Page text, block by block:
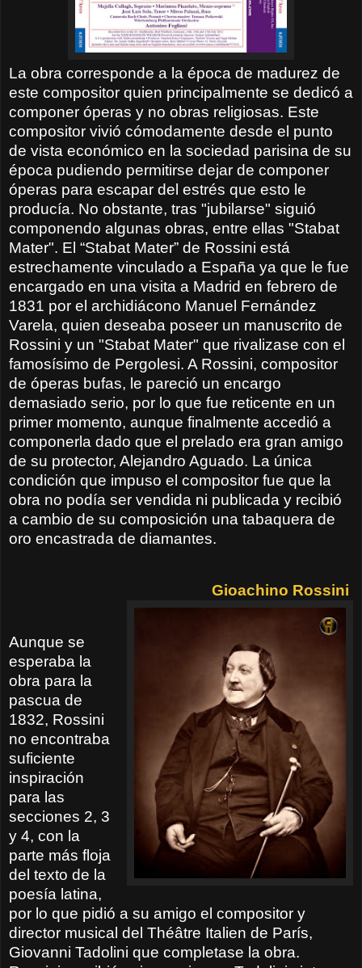
La obra corresponde a la época de madurez de
este compositor quien principalmente se dedicó a
componer óperas y no obras religiosas. Este
compositor vivió cómodamente desde el punto
de vista económico en la sociedad parisina de su
época pudiendo permitirse dejar de componer
óperas para escapar del estrés que esto le
producía. No obstante, tras "jubilarse" siguió
componendo algunas obras, entre ellas "Stabat
Mater". El “Stabat Mater” de Rossini está
estrechamente vinculado a España ya que le fue
encargado en una visita a Madrid en febrero de
1831 por el archidiácono Manuel Fernández
Varela, quien deseaba poseer un manuscrito de
Rossini y un "Stabat Mater" que rivalizase con el
famosísimo de Pergolesi. A Rossini, compositor
de óperas bufas, le pareció un encargo
demasiado serio, por lo que fue reticente en un
primer momento, aunque finalmente accedió a
componerla dado que el prelado era gran amigo
de su protector, Alejandro Aguado. La única
condición que impuso el compositor fue que la
obra no podía ser vendida ni publicada y recibió
a cambio de su composición una tabaquera de
oro encastrada de diamantes.
Gioachino Rossini
Aunque se
esperaba la
obra para la
pascua de
1832, Rossini
no encontraba
suficiente
inspiración
para las
secciones 2, 3
y 4, con la
parte más floja
del texto de la
poesía latina,
por lo que pidió a su amigo el compositor y
director musical del Théâtre Italien de París,
Giovanni Tadolini que completase la obra.